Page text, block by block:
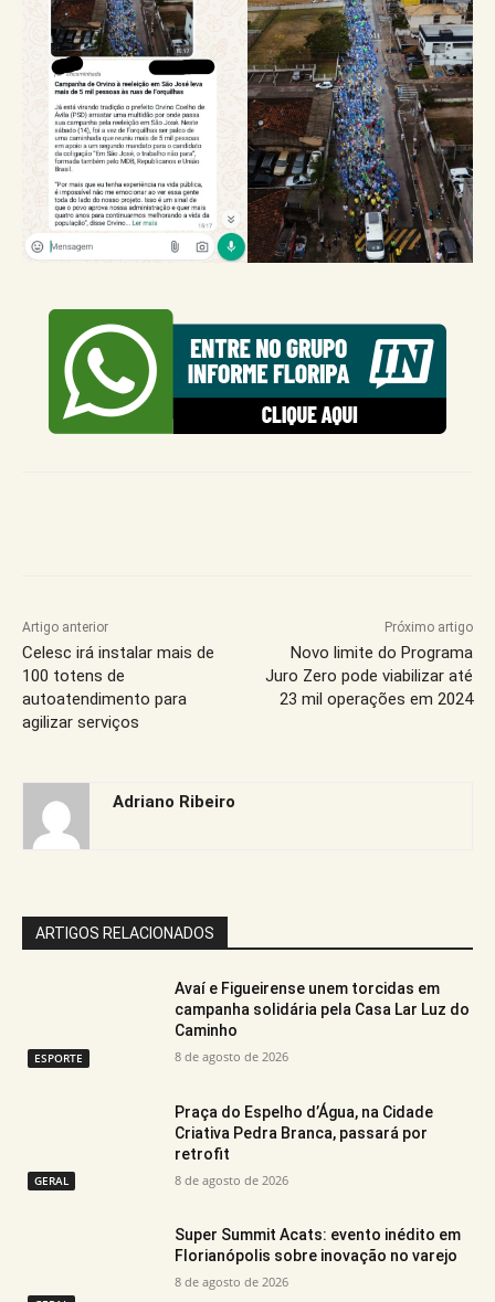
Artigo anterior
Celesc irá instalar mais de
100 totens de
autoatendimento para
agilizar serviços
Próximo artigo
Novo limite do Programa
Juro Zero pode viabilizar até
23 mil operações em 2024
Adriano Ribeiro
ARTIGOS RELACIONADOS
ESPORTE
Avaí e Figueirense unem torcidas em
campanha solidária pela Casa Lar Luz do
Caminho
8 de agosto de 2026
GERAL
Praça do Espelho d’Água, na Cidade
Criativa Pedra Branca, passará por
retrofit
8 de agosto de 2026
Super Summit Acats: evento inédito em
Florianópolis sobre inovação no varejo
8 de agosto de 2026